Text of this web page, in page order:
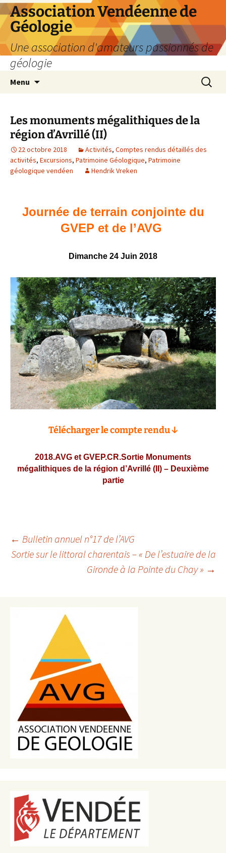
Aller
au
contenu
Association Vendéenne de
Géologie
Une association d'amateurs passionnés de
géologie
Menu
Les monuments mégalithiques de la
région d’Avrillé (II)
22 octobre 2018 Activités, Comptes rendus détaillés des
activités, Excursions, Patrimoine Géologique, Patrimoine
géologique vendéen
Hendrik Vreken
Journée de terrain conjointe du
GVEP et de l’AVG
Dimanche 24 Juin 2018
Télécharger le compte rendu ↓
2018.AVG et GVEP.CR.Sortie Monuments
mégalithiques de la région d’Avrillé (II) – Deuxième
partie
Navigation
← Bulletin annuel n°17 de l’AVG
Sortie sur le littoral charentais – « De l’estuaire de la
Gironde à la Pointe du Chay » →